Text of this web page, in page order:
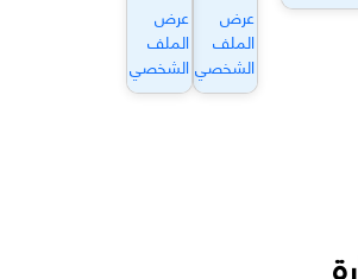
عرض
الملف
الشخصي
عرض
الملف
الشخصي